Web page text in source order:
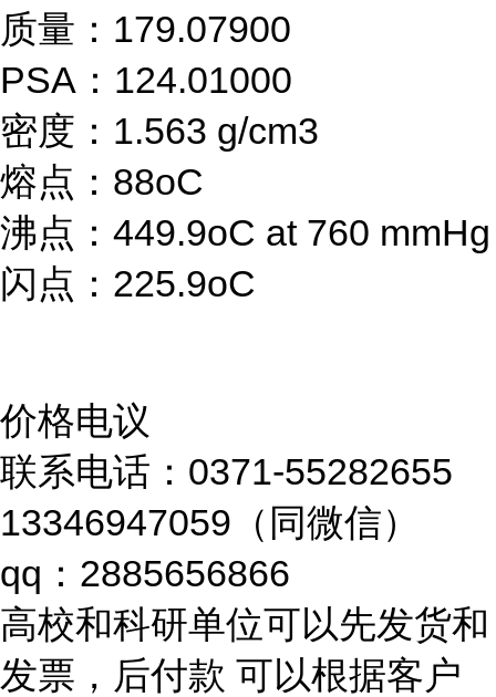
质量：179.07900
PSA：124.01000
密度：1.563 g/cm3
熔点：88oC
沸点：449.9oC at 760 mmHg
闪点：225.9oC
价格电议
联系电话：0371-55282655
13346947059（同微信）
qq：2885656866
高校和科研单位可以先发货和
发票，后付款 可以根据客户